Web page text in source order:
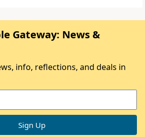
Gateway: News &
info, reflections, and deals in